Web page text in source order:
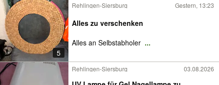
5
Rehlingen-Siersburg Gestern, 13:23
Alles zu verschenken
Alles an Selbstabholer ...
Rehlingen-Siersburg 03.08.2026